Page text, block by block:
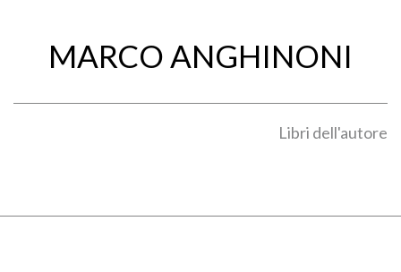
MARCO ANGHINONI
Libri dell'autore